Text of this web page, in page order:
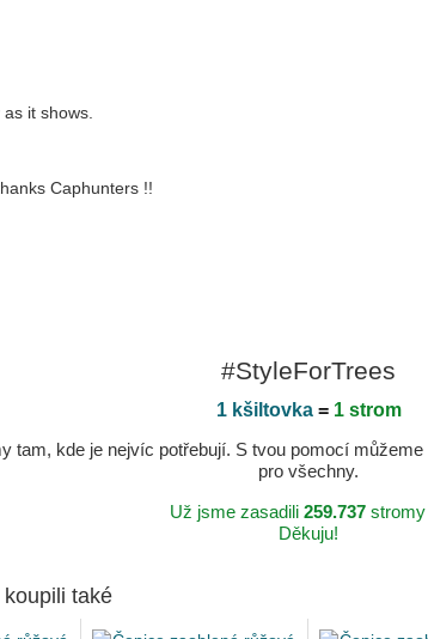
it shows.
Caphunters !!
#StyleForTrees
1 kšiltovka= 1 strom
tam, kde je nejvíc potřebují. S tvou pomocí
pro všechny.
Už jsme zasadili 259.737stromy
Děkuju!
také